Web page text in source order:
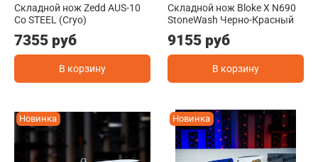
Складной нож Zedd AUS-10
Co STEEL (Cryo)
7355 руб
В корзину
Складной нож Bloke X N690
StoneWash Черно-Красный
9155 руб
В корзину
Новинка Новинка